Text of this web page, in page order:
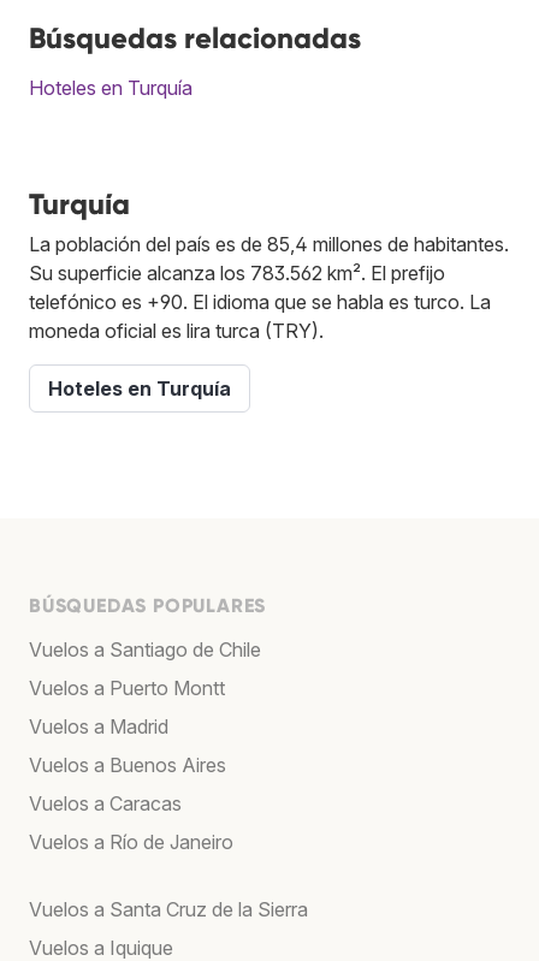
Búsquedas relacionadas
Hoteles en Turquía
Turquía
La población del país es de 85,4 millones de habitantes.
Su superficie alcanza los 783.562 km². El prefijo
telefónico es +90. El idioma que se habla es turco. La
moneda oficial es lira turca (TRY).
Hoteles en Turquía
BÚSQUEDAS POPULARES
Vuelos a Santiago de Chile
Vuelos a Puerto Montt
Vuelos a Madrid
Vuelos a Buenos Aires
Vuelos a Caracas
Vuelos a Río de Janeiro
Vuelos a Santa Cruz de la Sierra
Vuelos a Iquique